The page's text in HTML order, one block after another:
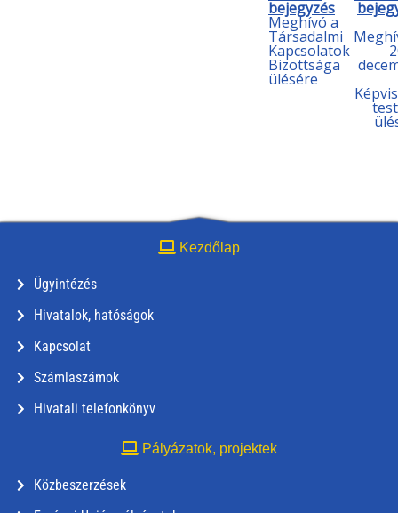
bejegyzés
Meghívó a
Társadalmi
Kapcsolatok
Bizottsága
ülésére
Kezdőlap
Ügyintézés
Hivatalok, hatóságok
Kapcsolat
Számlaszámok
Hivatali telefonkönyv
Pályázatok, projektek
Közbeszerzések